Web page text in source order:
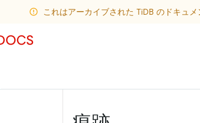
これはアーカイブされた TiDB のドキュ